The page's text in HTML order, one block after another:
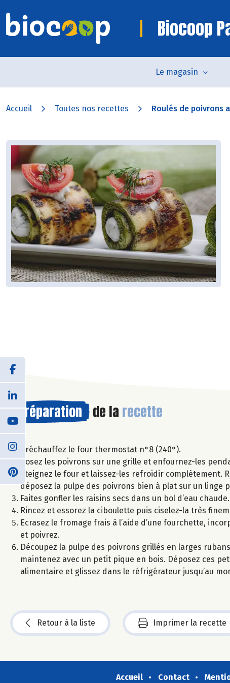
Biocoop
Le magasin
Accueil Toutes nos recettes Roulés de poivrons
Préparation de la recette
Préchauffez le four thermostat n°8 (240°).
Posez les poivrons sur une grille et enfournez-les
éteignez le four et laissez-les refroidir complètement.
déposez la pulpe des poivrons bien à plat sur un linge
Faites gonfler les raisins secs dans un bol d’eau
Rincez et essorez la ciboulette puis ciselez-la très
Ecrasez le fromage frais à l’aide d’une fourchette,
et poivrez.
Découpez la pulpe des poivrons grillés en larges
maintenez avec un petit pique en bois. Déposez ces
alimentaire et glissez dans le réfrigérateur jusqu’au
Retour à la liste Imprimer la recette
Accueil Contact